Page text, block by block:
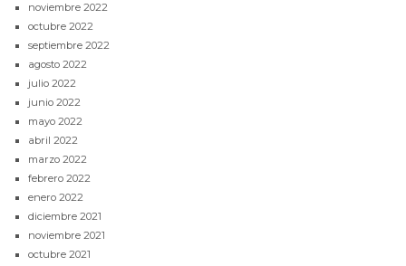
noviembre 2022
octubre 2022
septiembre 2022
agosto 2022
julio 2022
junio 2022
mayo 2022
abril 2022
marzo 2022
febrero 2022
enero 2022
diciembre 2021
noviembre 2021
octubre 2021